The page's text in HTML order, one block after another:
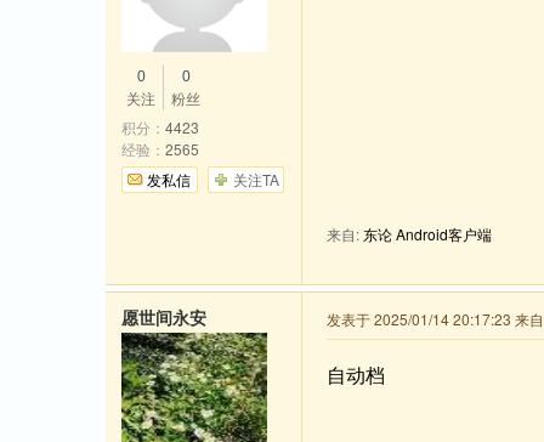
来自:东论 Android客户端
0
关注
0
粉丝
积分： 4423
经验： 2565
发私信
关注TA
发表于 2025/01/14 20:17:23 来
自动档
愿世间永安